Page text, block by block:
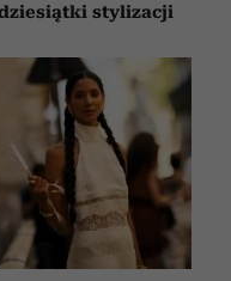
stylizacji